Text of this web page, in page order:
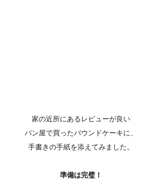
家の近所にあるレビューが良い
パン屋で買ったパウンドケーキに、
手書きの手紙を添えてみました。
準備は完璧！